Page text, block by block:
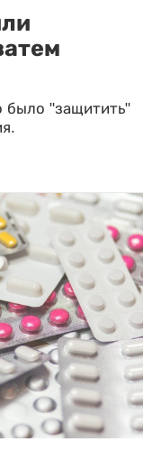
было "защитить"